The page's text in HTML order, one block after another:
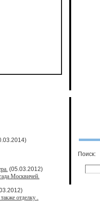
(05.03.2012)
Москвичей.
отделку .
Поиск: